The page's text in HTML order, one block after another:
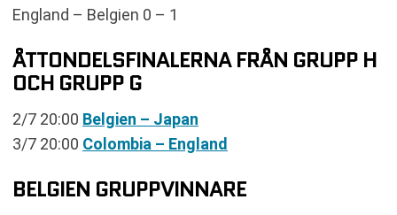
England – Belgien 0 – 1
ÅTTONDELSFINALERNA FRÅN GRUPP H
OCH GRUPP G
2/7 20:00 Belgien – Japan
3/7 20:00 Colombia – England
BELGIEN GRUPPVINNARE